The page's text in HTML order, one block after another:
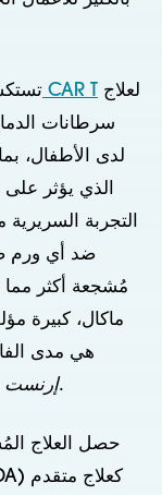
علاج الخلايا التائية CAR T
سرطانات
لدى الأطفال،
التجربة السريرية
مُشجعة أكثر مما
ماكال، كبيرة
هي مدى
إرنستوأستاذ طب الأطفال والطب.
حصل العلاج